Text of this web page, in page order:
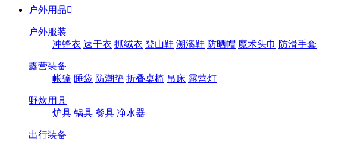
户外用品
户外服装
冲锋衣 速干衣 抓绒衣 登山鞋 溯溪鞋 防晒帽 魔术头巾 防滑手套
露营装备
帐篷 睡袋 防潮垫 折叠桌椅 吊床 露营灯
野炊用具
炉具 锅具 餐具 净水器
出行装备